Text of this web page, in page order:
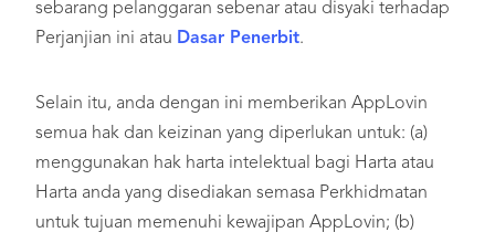
sebarang pelanggaran sebenar atau disyaki terhadap
Perjanjian ini atau Dasar Penerbit.
Selain itu, anda dengan ini memberikan AppLovin
semua hak dan keizinan yang diperlukan untuk: (a)
menggunakan hak harta intelektual bagi Harta atau
Harta anda yang disediakan semasa Perkhidmatan
untuk tujuan memenuhi kewajipan AppLovin; (b)